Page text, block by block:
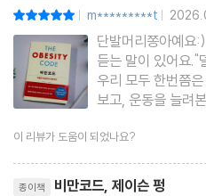
| m*********t |
단발머리쫑아예요
듣는 말이 있어요."
우리 모두 한번쯤
보고, 운동을 늘려
지는데 금방 포기
하고... "의지가 부
책하기만 했었지요
만코드」예요.이것은
이 리뷰가 도움이 되었나요?
종이책 비만코드, 제이슨 펑